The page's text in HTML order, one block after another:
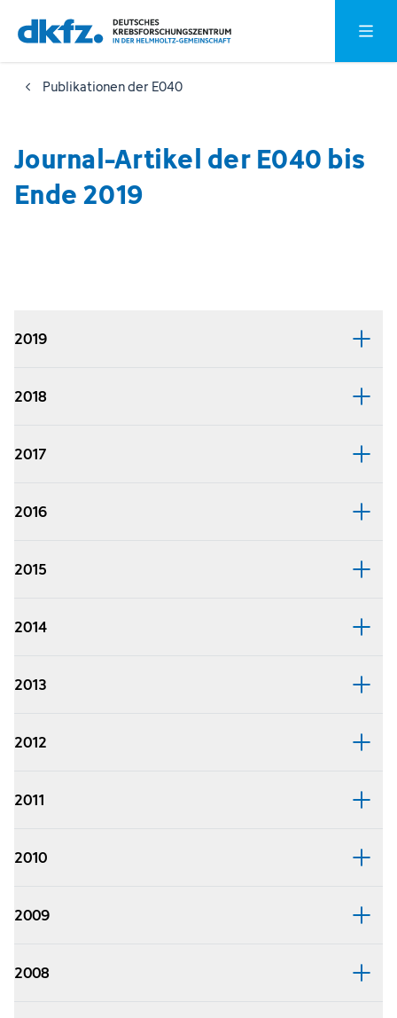
Zum
Hauptinhalt
springen
Zur
Fußzeile
springen
Publikationen der E040
Journal-Artikel der E040 bis
Ende 2019
2019
2018
2017
2016
2015
2014
2013
2012
2011
2010
2009
2008